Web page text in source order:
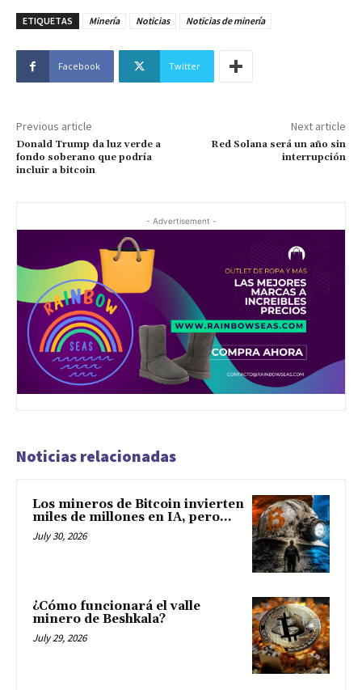
ETIQUETAS Minería Noticias Noticias de minería
Facebook Twitter
Previous article
Donald Trump da luz verde a
fondo soberano que podría
incluir a bitcoin
Next article
Red Solana será un año sin
interrupción
- Advertisement -
Noticias relacionadas
Los mineros de Bitcoin invierten
miles de millones en IA, pero...
July 30, 2026
¿Cómo funcionará el valle
minero de Beshkala?
July 29, 2026